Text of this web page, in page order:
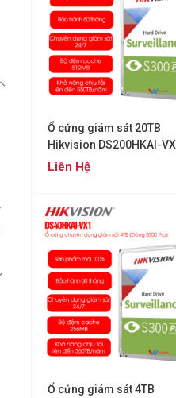
Ổ cứng giám sát 20TB
Hikvision DS200HKAI-
Liên Hệ
Ổ cứng giám sát 4TB